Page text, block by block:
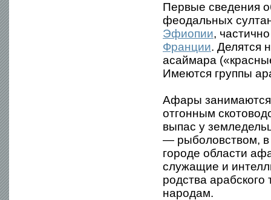
Первые сведения
феодальных
Эфиопии,
Франции. Делятся
асаймара
Имеются группы
Афары занимаются
отгонным
выпас у
— рыболовством,
городе области
служащие и
родства
народам.